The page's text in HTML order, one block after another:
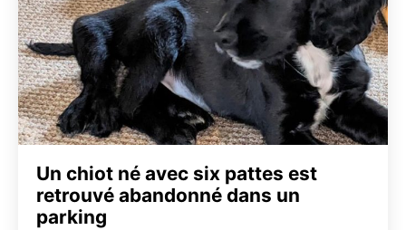
Un chiot né avec six pattes est
retrouvé abandonné dans un
parking